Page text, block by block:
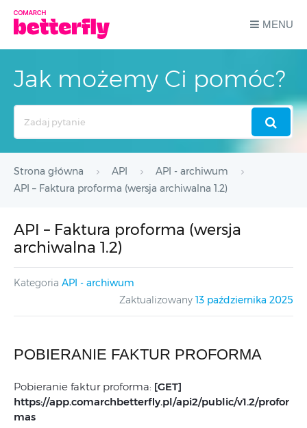
MENU
Jak możemy Ci pomóc?
Strona główna API
API - archiwum
API – Faktura proforma (wersja archiwalna 1.2)
API – Faktura proforma (wersja
archiwalna 1.2)
Kategoria API - archiwum
Zaktualizowany 13 października 2025
POBIERANIE FAKTUR PROFORMA
Pobieranie faktur proforma: [GET]
https://app.comarchbetterfly.pl/api2/public/v1.2/profor
mas